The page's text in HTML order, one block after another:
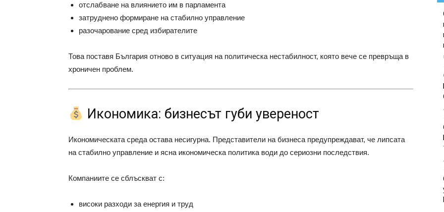
отслабване на влиянието им в парламента
затруднено формиране на стабилно управление
разочарование сред избирателите
Това поставя България отново в ситуация на политическа нестабилност, която вече се превръща в
хроничен проблем.
Икономика: бизнесът губи увереност
Икономическата среда остава несигурна. Представители на бизнеса предупреждават, че липсата
на стабилно управление и ясна икономическа политика води до сериозни последствия.
Компаниите се сблъскват с:
високи разходи за енергия и труд